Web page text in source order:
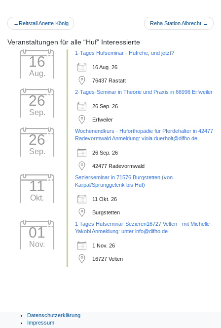
Beitragsnavigation
Reitstall Anette König Reha Station Albrecht
Veranstaltungen für alle “Huf” Interessierte
16
Aug.
1-Tages Hufseminar - Hufrehe, und jetzt?
16 Aug. 26
76437 Rastatt
26
Sep.
2-Tages-Seminar in Theorie und Praxis in 66996 Erfweiler
26 Sep. 26
Erfweiler
26
Sep.
Wochenendkurs - Huforthopädie für Pferdehalter in 42477
Radevormwald Anmeldung: viola.duerholt@difho.de
26 Sep. 26
42477 Radevormwald
11
Okt.
Sezierseminar in 71576 Burgstetten (von
Karpal/Sprunggelenk bis Huf)
11 Okt. 26
Burgstetten
01
Nov.
1 Tages Hufseminar-Sezieren16727 Velten - mit Michelle
Yakobi Anmeldung: unter info@difho.de
1 Nov. 26
16727 Velten
Datenschutzerklärung
Impressum